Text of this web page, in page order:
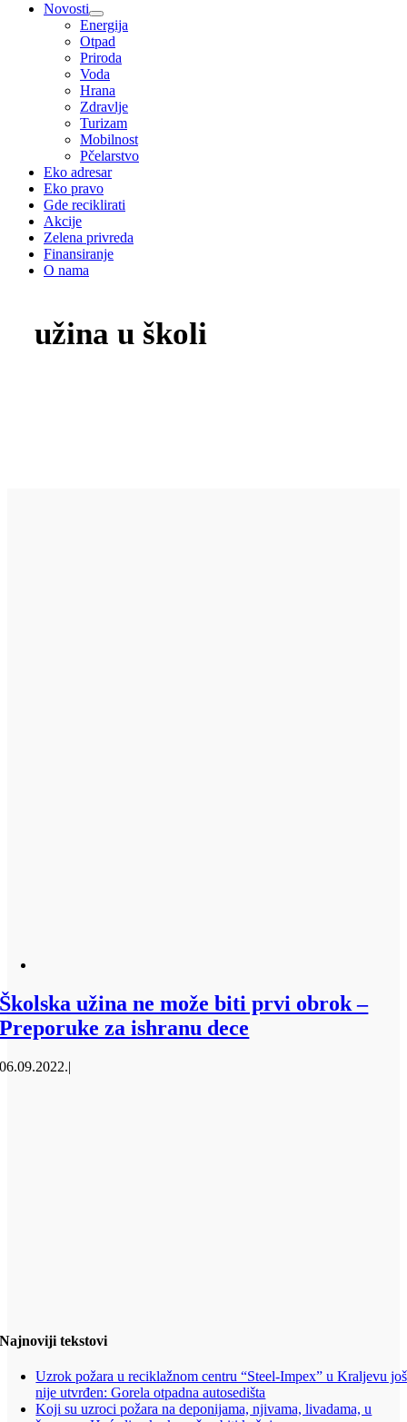
Novosti
Energija
Otpad
Priroda
Voda
Hrana
Zdravlje
Turizam
Mobilnost
Pčelarstvo
Eko adresar
Eko pravo
Gde reciklirati
Akcije
Zelena privreda
Finansiranje
O nama
užina u školi
Školska užina ne može biti prvi obrok –
Preporuke za ishranu dece
06.09.2022.|
Najnoviji tekstovi
Uzrok požara u reciklažnom centru “Steel-Impex” u Kraljevu još
nije utvrđen: Gorela otpadna autosedišta
Koji su uzroci požara na deponijama, njivama, livadama, u